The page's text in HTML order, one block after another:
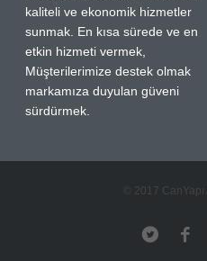
kaliteli ve ekonomik hizmetler
sunmak. En kısa sürede ve en
etkin hizmeti vermek,
Müşterilerimize destek olmak
markamıza duyulan güveni
sürdürmek.
© 2017